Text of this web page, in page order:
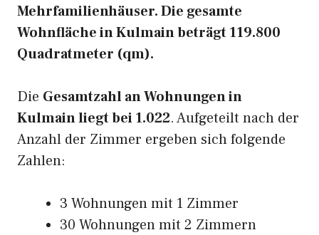
Mehrfamilienhäuser. Die gesamte
Wohnfläche in Kulmain beträgt 119.800
Quadratmeter (qm).
Die Gesamtzahl an Wohnungen in
Kulmain liegt bei 1.022. Aufgeteilt nach der
Anzahl der Zimmer ergeben sich folgende
Zahlen:
3 Wohnungen mit 1 Zimmer
30 Wohnungen mit 2 Zimmern